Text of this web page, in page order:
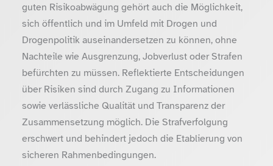
guten Risikoabwägung gehört auch die Möglichkeit,
sich öffentlich und im Umfeld mit Drogen und
Drogenpolitik auseinandersetzen zu können, ohne
Nachteile wie Ausgrenzung, Jobverlust oder Strafen
befürchten zu müssen. Reflektierte Entscheidungen
über Risiken sind durch Zugang zu Informationen
sowie verlässliche Qualität und Transparenz der
Zusammensetzung möglich. Die Strafverfolgung
erschwert und behindert jedoch die Etablierung von
sicheren Rahmenbedingungen.